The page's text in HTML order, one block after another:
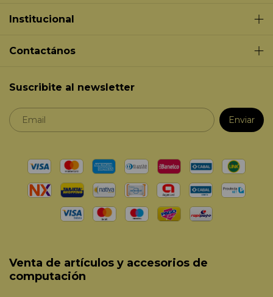
Institucional
Contactános
Suscribite al newsletter
Venta de artículos y accesorios de
computación